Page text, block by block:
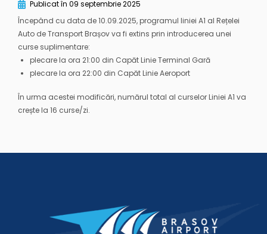
Publicat în 09 septembrie 2025
Începând cu data de 10.09.2025, programul liniei A1 al Rețelei
Auto de Transport Brașov va fi extins prin introducerea unei
curse suplimentare:
plecare la ora 21:00 din Capăt Linie Terminal Gară
plecare la ora 22:00 din Capăt Linie Aeroport
În urma acestei modificări, numărul total al curselor Liniei A1 va
crește la 16 curse/zi.